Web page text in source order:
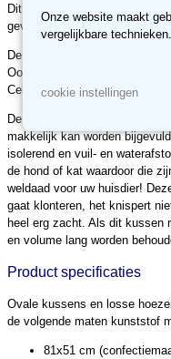
Dit ovaal hondenkussen is
gevuld met zachte
De buitenhoes kan eenvoudig
Ook het binnenkussen kan
Celsius.
De binnenkussen is voorzien
makkelijk kan worden
isolerend en vuil- en
de hond of kat waardoor die
weldaad voor uw huisdier!
gaat klonteren, het knispert
heel erg zacht. Als dit kussen
en volume lang worden
Product specificaties
Ovale kussens en losse
de volgende maten kunststof
81x51 cm
Onze website maakt
vergelijkbare technieken.
cookie instellingen